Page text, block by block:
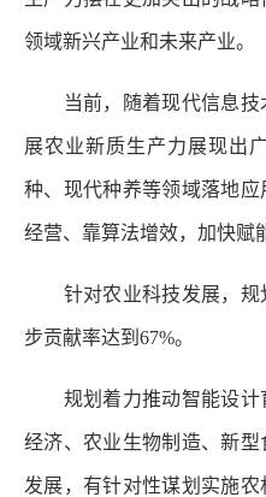
领域新兴产业和未来产业。
当前，随着现代信息技
展农业新质生产力展现出
种、现代种养等领域落地
经营、靠算法增效，加快赋
针对农业科技发展，规
步贡献率达到67%。
规划着力推动智能设计
经济、农业生物制造、新
发展，有针对性谋划实施